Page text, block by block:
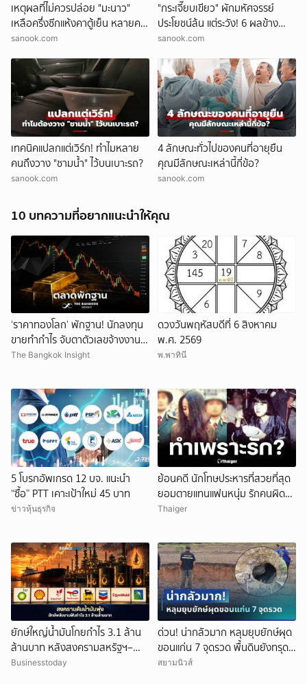
เหตุผลที่ไม่ควรปล่อย "มะนาว"
เหลือครึ่งซีกแห้งคาตู้เย็น หลายคน
พลาดไม่รู้ตัว
sanook.com
"กระเจี๊ยบเขียว" ผักมหัศจรรย์
ประโยชน์ล้น แต่ระวัง! 6 ผลข้าง
เคียงที่หลายคนไม่เคยรู้
sanook.com
เทคนิคแปลกแต่เวิร์ก! ทำไมหลาย
คนถึงวาง "ชามน้ำ" ไว้บนเบาะรถ?
sanook.com
4 ลักษณะทั่วไปของคนที่อายุยืน
คุณมีลักษณะเหล่านี้กี่ข้อ?
sanook.com
10 บทความที่อยากแนะนำให้คุณ
‘ราคาทองโลก’ พักฐาน! นักลงทุน
ขายทำกำไร จับตาตัวเลขจ้างงาน
สหรัฐ
The Bangkok Insight
ดวงวันพฤหัสบดีที่ 6 สิงหาคม
พ.ศ. 2569
พ.พาทินี
5 โบรกอัพเกรด 12 บจ. แนะนำ
“ซื้อ” PTT เคาะเป้าใหม่ 45 บาท
ข่าวหุ้นธุรกิจ
ย้อนคดี นักโทษประหารที่สวยที่สุด
ยอมตายแทนแฟนหนุ่ม รักคนผิด
ชีวิตดิ่งเหว
Thaiger
ยักษ์ใหญ่น้ำมันโกยกำไร 3.1 ล้าน
ล้านบาท หลังสงครามสหรัฐฯ–
อิหร่านดันราคาพลังงานพุ่ง
Businesstoday
ด่วน! น่ากลัวมาก หลุมยุบยักษ์ผุด
ขอนแก่น 7 จุดรวด พื้นดินยังทรุด
ไม่หยุด ชาวบ้านผวาหนัก
สยามนิวส์